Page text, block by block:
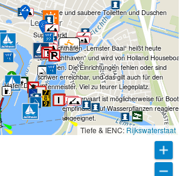
Schöne und saubere Toiletten und Duschen
Supermarkt
Hafen De Punt
Lemstervaart ist möglicherweise für Boote,
empfindlich auf Wasserpflanzen reagieren,
ungeeignet.
Der Yachthafen „Lemster Baai“ heißt heute
„Butnjachthaven“ und wird von Holland Houseboat
betrieben. Die Einrichtungen fehlen oder sind
schwer erreichbar, und das gilt auch für den
Hafenmeister. Viel zu teurer Liegeplatz.
Tiefe & IENC: Rijkswaterstaat